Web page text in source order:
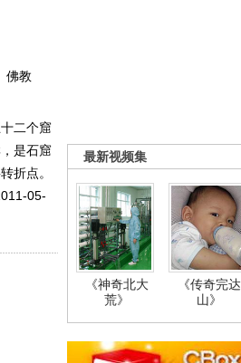
佛教
二个窟
是石窟
折点。
05-
最新视频集
《神奇北大
荒》
《传奇完达
山》